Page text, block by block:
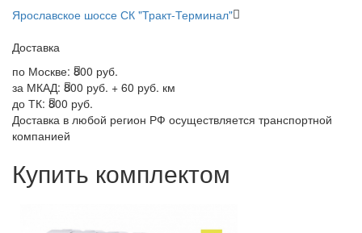
Ярославское шоссе СК "Тракт-Терминал"
Доставка
по Москве: 800 руб.
за МКАД: 800 руб. + 60 руб. км
до ТК: 800 руб.
Доставка в любой регион РФ осуществляется транспортной
компанией
Купить комплектом